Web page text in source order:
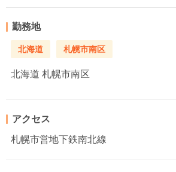
勤務地
北海道 札幌市南区
北海道 札幌市南区
アクセス
札幌市営地下鉄南北線